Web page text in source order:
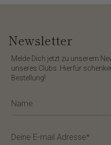
Newsletter
​Melde Dich jetzt zu unserem
unseres Clubs. Hierfür
Bestellung!